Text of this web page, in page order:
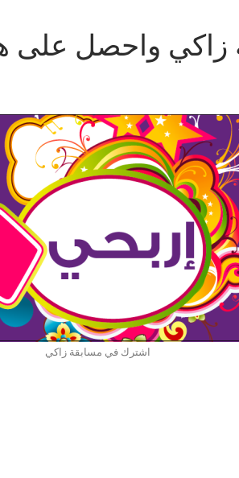
واحصل على
اشترك في مسابقة زاكي